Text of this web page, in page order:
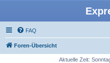
FAQ
Foren-Übersicht
Aktuelle Zeit: